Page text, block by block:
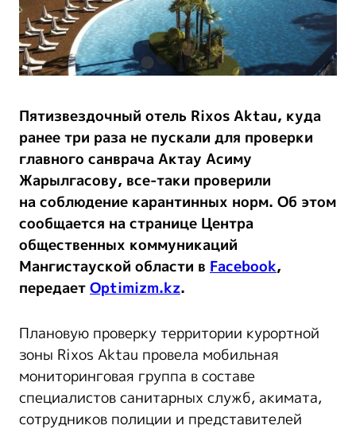
Пятизвездочный отель Rixos Aktau, куда
ранее три раза не пускали для проверки
главного санврача Актау Асиму
Жарылгасову, все-таки проверили
на соблюдение карантинных норм. Об этом
сообщается на странице Центра
общественных коммуникаций
Мангистауской области в Facebook,
передаетOptimizm.kz.
Плановую проверку территории курортной
зоны Rixos Aktau провела мобильная
мониторинговая группа в составе
специалистов санитарных служб, акимата,
сотрудников полиции и представителей